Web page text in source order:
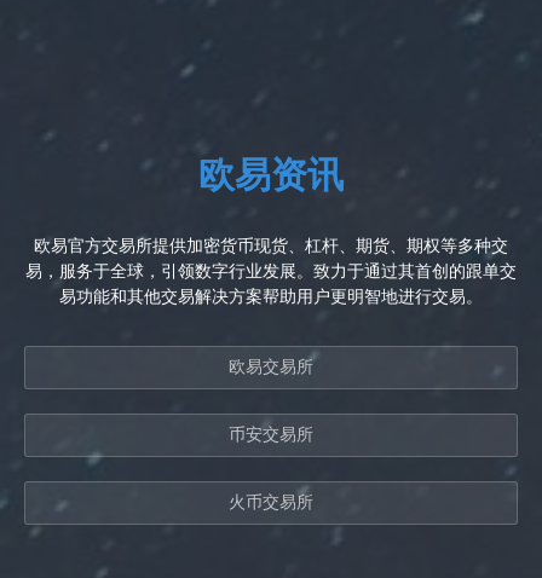
欧易资讯
欧易官方交易所提供加密货币现货、杠杆、期货、期权等多种交
易，服务于全球，引领数字行业发展。致力于通过其首创的跟单交
易功能和其他交易解决方案帮助用户更明智地进行交易。
欧易交易所
币安交易所
火币交易所